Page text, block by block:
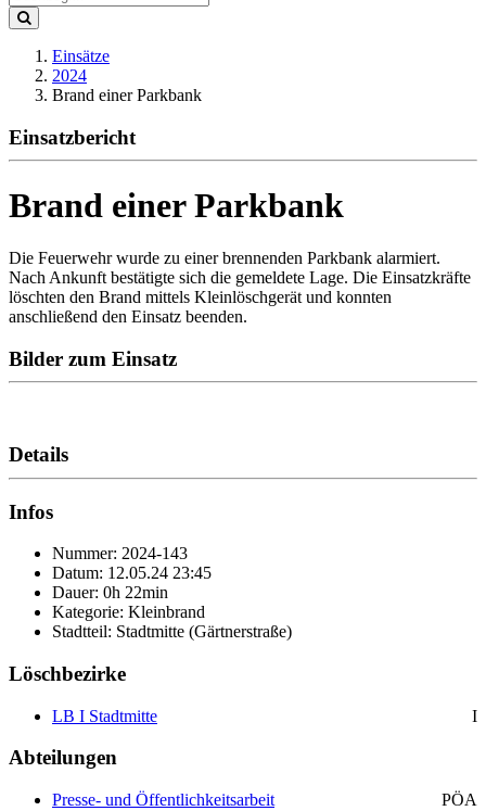
Einsätze
2024
Brand einer Parkbank
Einsatzbericht
Brand einer Parkbank
Die Feuerwehr wurde zu einer brennenden Parkbank alarmiert.
Nach Ankunft bestätigte sich die gemeldete Lage. Die Einsatzkräfte
löschten den Brand mittels Kleinlöschgerät und konnten
anschließend den Einsatz beenden.
Bilder zum Einsatz
Details
Infos
Nummer: 2024-143
Datum: 12.05.24 23:45
Dauer: 0h 22min
Kategorie: Kleinbrand
Stadtteil: Stadtmitte (Gärtnerstraße)
Löschbezirke
LB I Stadtmitte I
Abteilungen
Presse- und Öffentlichkeitsarbeit PÖA